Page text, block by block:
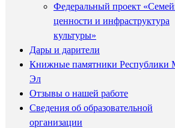
Федеральный проект
ценности и инфраструктура
культуры»
Дары и дарители
Книжные памятники Республики
Эл
Отзывы о нашей работе
Сведения об образовательной
организации